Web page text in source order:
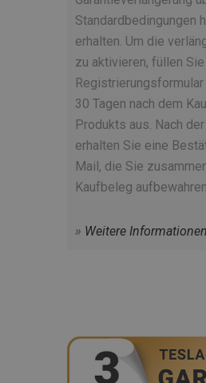
Standardbedingungen
erhalten. Um die
zu aktivieren, füllen
Registrierungsformular
30 Tagen nach dem
Produkts aus. Nach
erhalten Sie eine
Mail, die Sie
Kaufbeleg
» Weitere